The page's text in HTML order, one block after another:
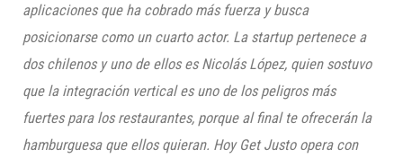
aplicaciones que ha cobrado más fuerza y busca
posicionarse como un cuarto actor. La startup pertenece a
dos chilenos y uno de ellos es Nicolás López, quien sostuvo
que la integración vertical es uno de los peligros más
fuertes para los restaurantes, porque al final te ofrecerán la
hamburguesa que ellos quieran. Hoy Get Justo opera con